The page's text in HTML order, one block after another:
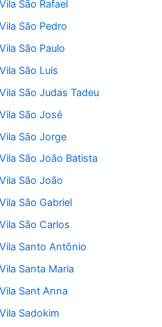
São Rafael
São Pedro
São Paulo
São Luis
São Judas Tadeu
São José
São Jorge
São João Batista
São João
São Gabriel
São Carlos
Santo Antônio
Santa Maria
Sant Anna
Sadokim